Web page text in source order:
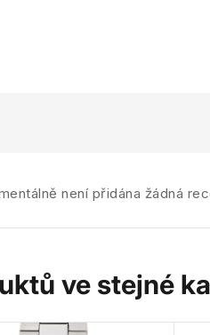
není přidána žádná
ve stejné